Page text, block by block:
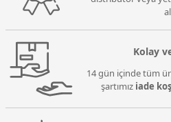
Kolay
14 gün içinde tüm
şartımız iade